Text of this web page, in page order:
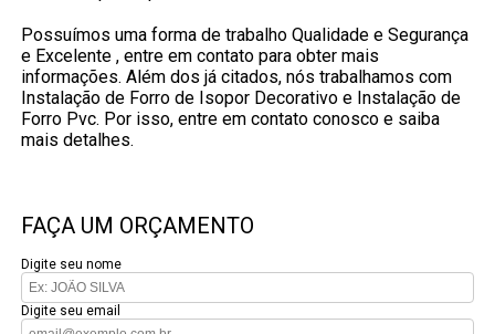
Possuímos uma forma de trabalho Qualidade e Segurança
e Excelente , entre em contato para obter mais
informações. Além dos já citados, nós trabalhamos com
Instalação de Forro de Isopor Decorativo e Instalação de
Forro Pvc. Por isso, entre em contato conosco e saiba
mais detalhes.
FAÇA UM ORÇAMENTO
Digite seu nome
Digite seu email